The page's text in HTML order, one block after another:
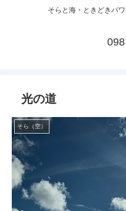
そらと海・ときどきパ
光の道
そら（空）